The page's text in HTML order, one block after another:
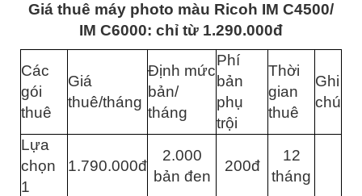
Giá thuê máy photo màu Ricoh IM C4500/
IM C6000: chỉ từ 1.290.000đ
Các
gói
thuê
Giá
thuê/tháng
Định mức
bản/
tháng
Phí
bản
phụ
trội
Thời
gian
thuê
Ghi
chú
Lựa
chọn
1
1.790.000đ
2.000
bản đen
200đ
12
tháng